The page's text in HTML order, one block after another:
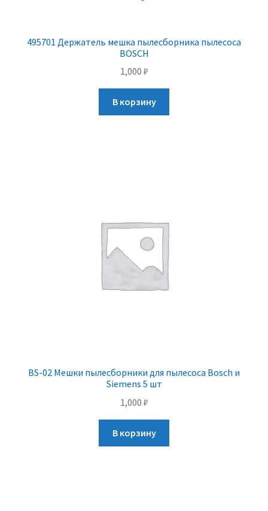
495701 Держатель мешка пылесборника пылесоса
BOSCH
1,000 ₽
В корзину
BS-02 Мешки пылесборники для пылесоса Bosch и
Siemens 5 шт
1,000 ₽
В корзину